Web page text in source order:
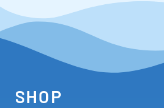
SHOP